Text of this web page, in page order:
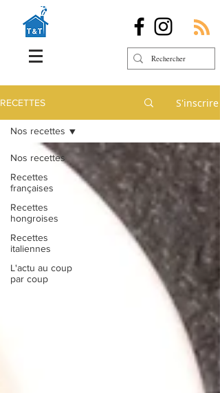
RECETTES S'inscrire
Nos recettes
Recettes
françaises
Recettes
hongroises
Recettes
italiennes
L'actu au coup
par coup
Nos recettes